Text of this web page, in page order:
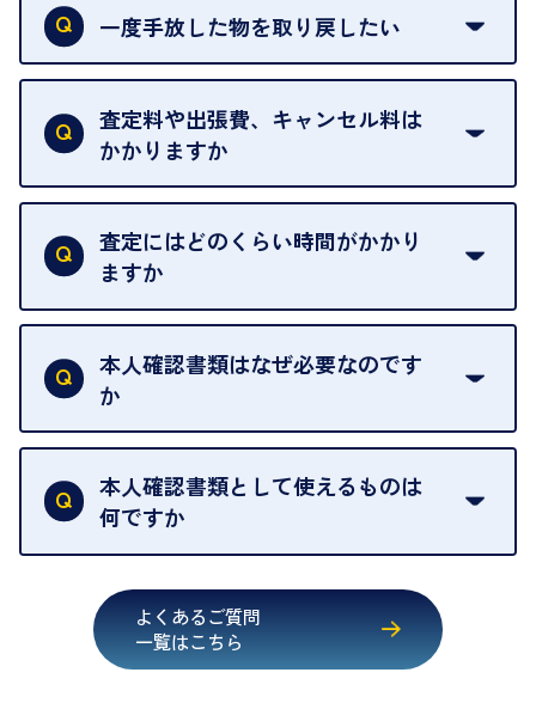
おりません。
を整えておりますので、お好きな時にお越しくださ
い。
お急ぎの場合はスタッフに一言お声がけください。
可能な限り、迅速に対応させていただきます。
一度手放した物を取り戻したい
当店は質店ではありませんので、買い取ったお品物
は基本的に販売へと回されます。買い戻しはできま
せんので、ご了承ください。
グオフが可能です。
契約破棄という形で、お品物をお戻しすることがで
きます。
売却当日を含む8日間のうちに、お気軽にお申し出
出張買取のお品物は、8日間保管しております。
査定料や出張費、キャンセル料は
かかりますか
一切いただいておりません。査定金額にご納得いた
だけない場合は、その場でお断りいただいても問題
ございません。お気軽にご相談ください。
査定にはどのくらい時間がかかり
ますか
お品物の内容や点数によって異なりますが、店頭買
取の場合は1点あたり数分程度が目安です。大量の
お品物の場合は、お時間をいただくことがございま
本人確認書類はなぜ必要なのです
か
買取店は古物営業法により、お客様のご本人確認を
行うことが義務付けられています。安心してお取引
いただくためにも、ご協力をお願いいたします。
本人確認書類として使えるものは
何ですか
・健康保険証確認書
・マイナンバーカード
・在留カード
よくあるご質問
一覧はこちら